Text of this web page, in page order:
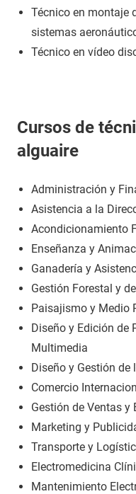
Técnico en montaje
sistemas
Técnico en vídeo
Cursos de
alguaire
Administración y
Asistencia a la
Acondicionamiento
Enseñanza y
Ganadería y
Gestión Forestal y
Paisajismo y Medio
Diseño y Edición de
Multimedia
Diseño y Gestión de
Comercio
Gestión de Ventas y
Marketing y
Transporte y
Electromedicina
Mantenimiento